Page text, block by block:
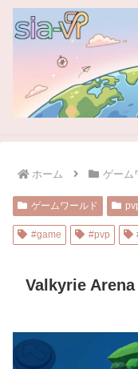
ホーム ゲーム
ゲームワールド
#game #pvp
Valkyrie Arena